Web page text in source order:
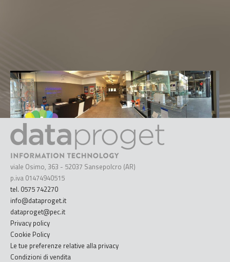
viale Osimo, 363 - 52037 Sansepolcro (AR)
p.iva 01474940515
tel. 0575 742270
info@dataproget.it
dataproget@pec.it
Privacy policy
Cookie Policy
Le tue preferenze relative alla privacy
Condizioni di vendita